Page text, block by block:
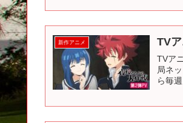
新作アニメ TV
TVア
局ネ
ら毎